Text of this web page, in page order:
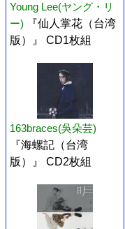
Young Lee(ヤング・リ
ー)
『仙人掌花（台湾
版）』 CD1枚組
163braces(吳朵芸)
『海螺記（台湾
版）』 CD2枚組